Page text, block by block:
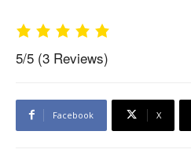
5/5 (3 Reviews)
Facebook X